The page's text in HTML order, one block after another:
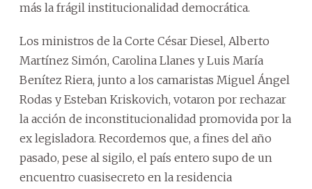
más la frágil institucionalidad democrática.
Los ministros de la Corte César Diesel, Alberto
Martínez Simón, Carolina Llanes y Luis María
Benítez Riera, junto a los camaristas Miguel Ángel
Rodas y Esteban Kriskovich, votaron por rechazar
la acción de inconstitucionalidad promovida por la
ex legisladora. Recordemos que, a fines del año
pasado, pese al sigilo, el país entero supo de un
encuentro cuasisecreto en la residencia